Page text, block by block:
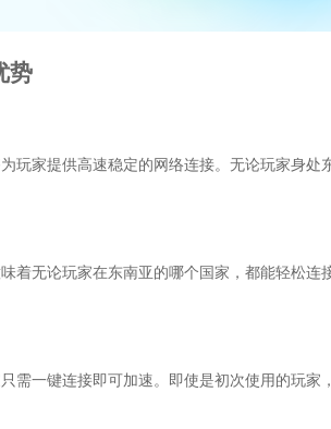
势
玩家提供高速稳定的网络连接。无论玩家身处
着无论玩家在东南亚的哪个国家，都能轻松连
需一键连接即可加速。即使是初次使用的玩家